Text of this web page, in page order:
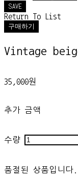
SAVE
Return To List
구매하기
Vintage
35,000원
추가 금액
수량
품절된 상품입니다.